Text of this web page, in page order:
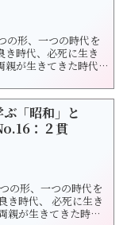
の形、一つの時代を
き時代、必死に生き
親が生きてきた時代
です。ベビーカーは和
ます。今では外国人
「昭和」と
：２貫
の形、一つの時代を